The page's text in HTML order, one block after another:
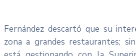
Fernández descartó que su
zona a grandes restaurantes;